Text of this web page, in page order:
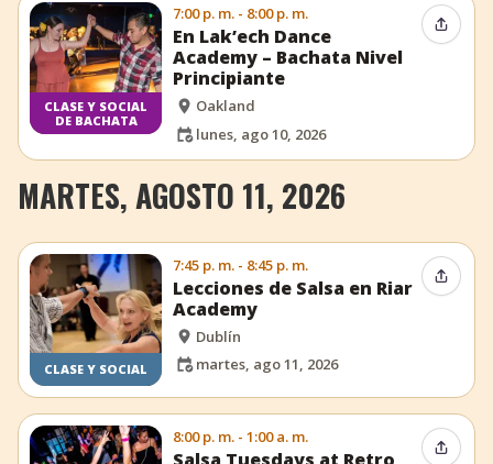
CLASE Y SOCIAL
DE BACHATA
7:00 p. m. - 8:00 p. m.
En Lak’ech Dance
Academy – Bachata Nivel
Principiante
Oakland
lunes, ago 10, 2026
MARTES, AGOSTO 11, 2026
CLASE Y SOCIAL
7:45 p. m. - 8:45 p. m.
Lecciones de Salsa en Riar
Academy
Dublín
martes, ago 11, 2026
8:00 p. m. - 1:00 a. m.
Salsa Tuesdays at Retro